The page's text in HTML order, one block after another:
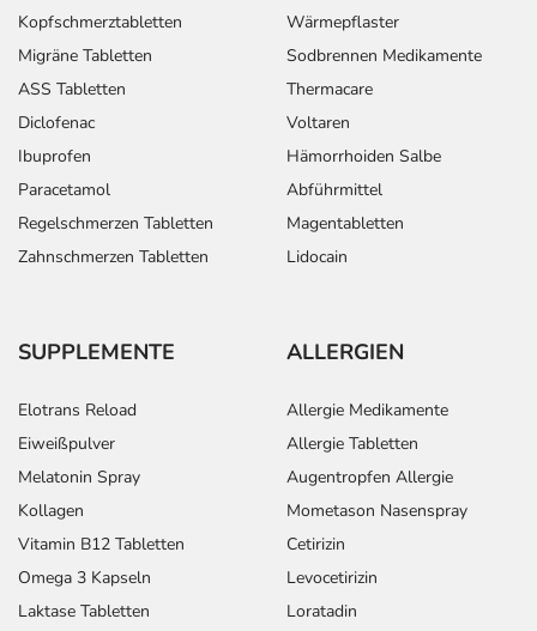
Kopfschmerztabletten
Migräne Tabletten
ASS Tabletten
Diclofenac
Ibuprofen
Paracetamol
Regelschmerzen Tabletten
Zahnschmerzen Tabletten
Wärmepflaster
Sodbrennen Medikamente
Thermacare
Voltaren
Hämorrhoiden Salbe
Abführmittel
Magentabletten
Lidocain
SUPPLEMENTE
Elotrans Reload
Eiweißpulver
Melatonin Spray
Kollagen
Vitamin B12 Tabletten
Omega 3 Kapseln
Laktase Tabletten
ALLERGIEN
Allergie Medikamente
Allergie Tabletten
Augentropfen Allergie
Mometason Nasenspray
Cetirizin
Levocetirizin
Loratadin